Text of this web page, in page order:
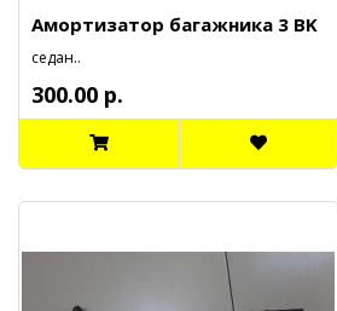
Амортизатор багажника 3 BK
седан..
300.00 р.